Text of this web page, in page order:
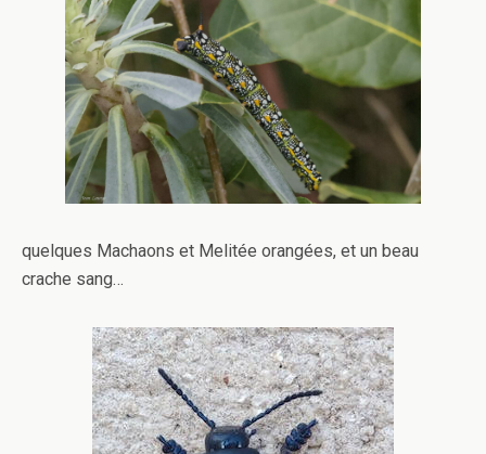
quelques Machaons et Melitée orangées, et un beau
crache sang…